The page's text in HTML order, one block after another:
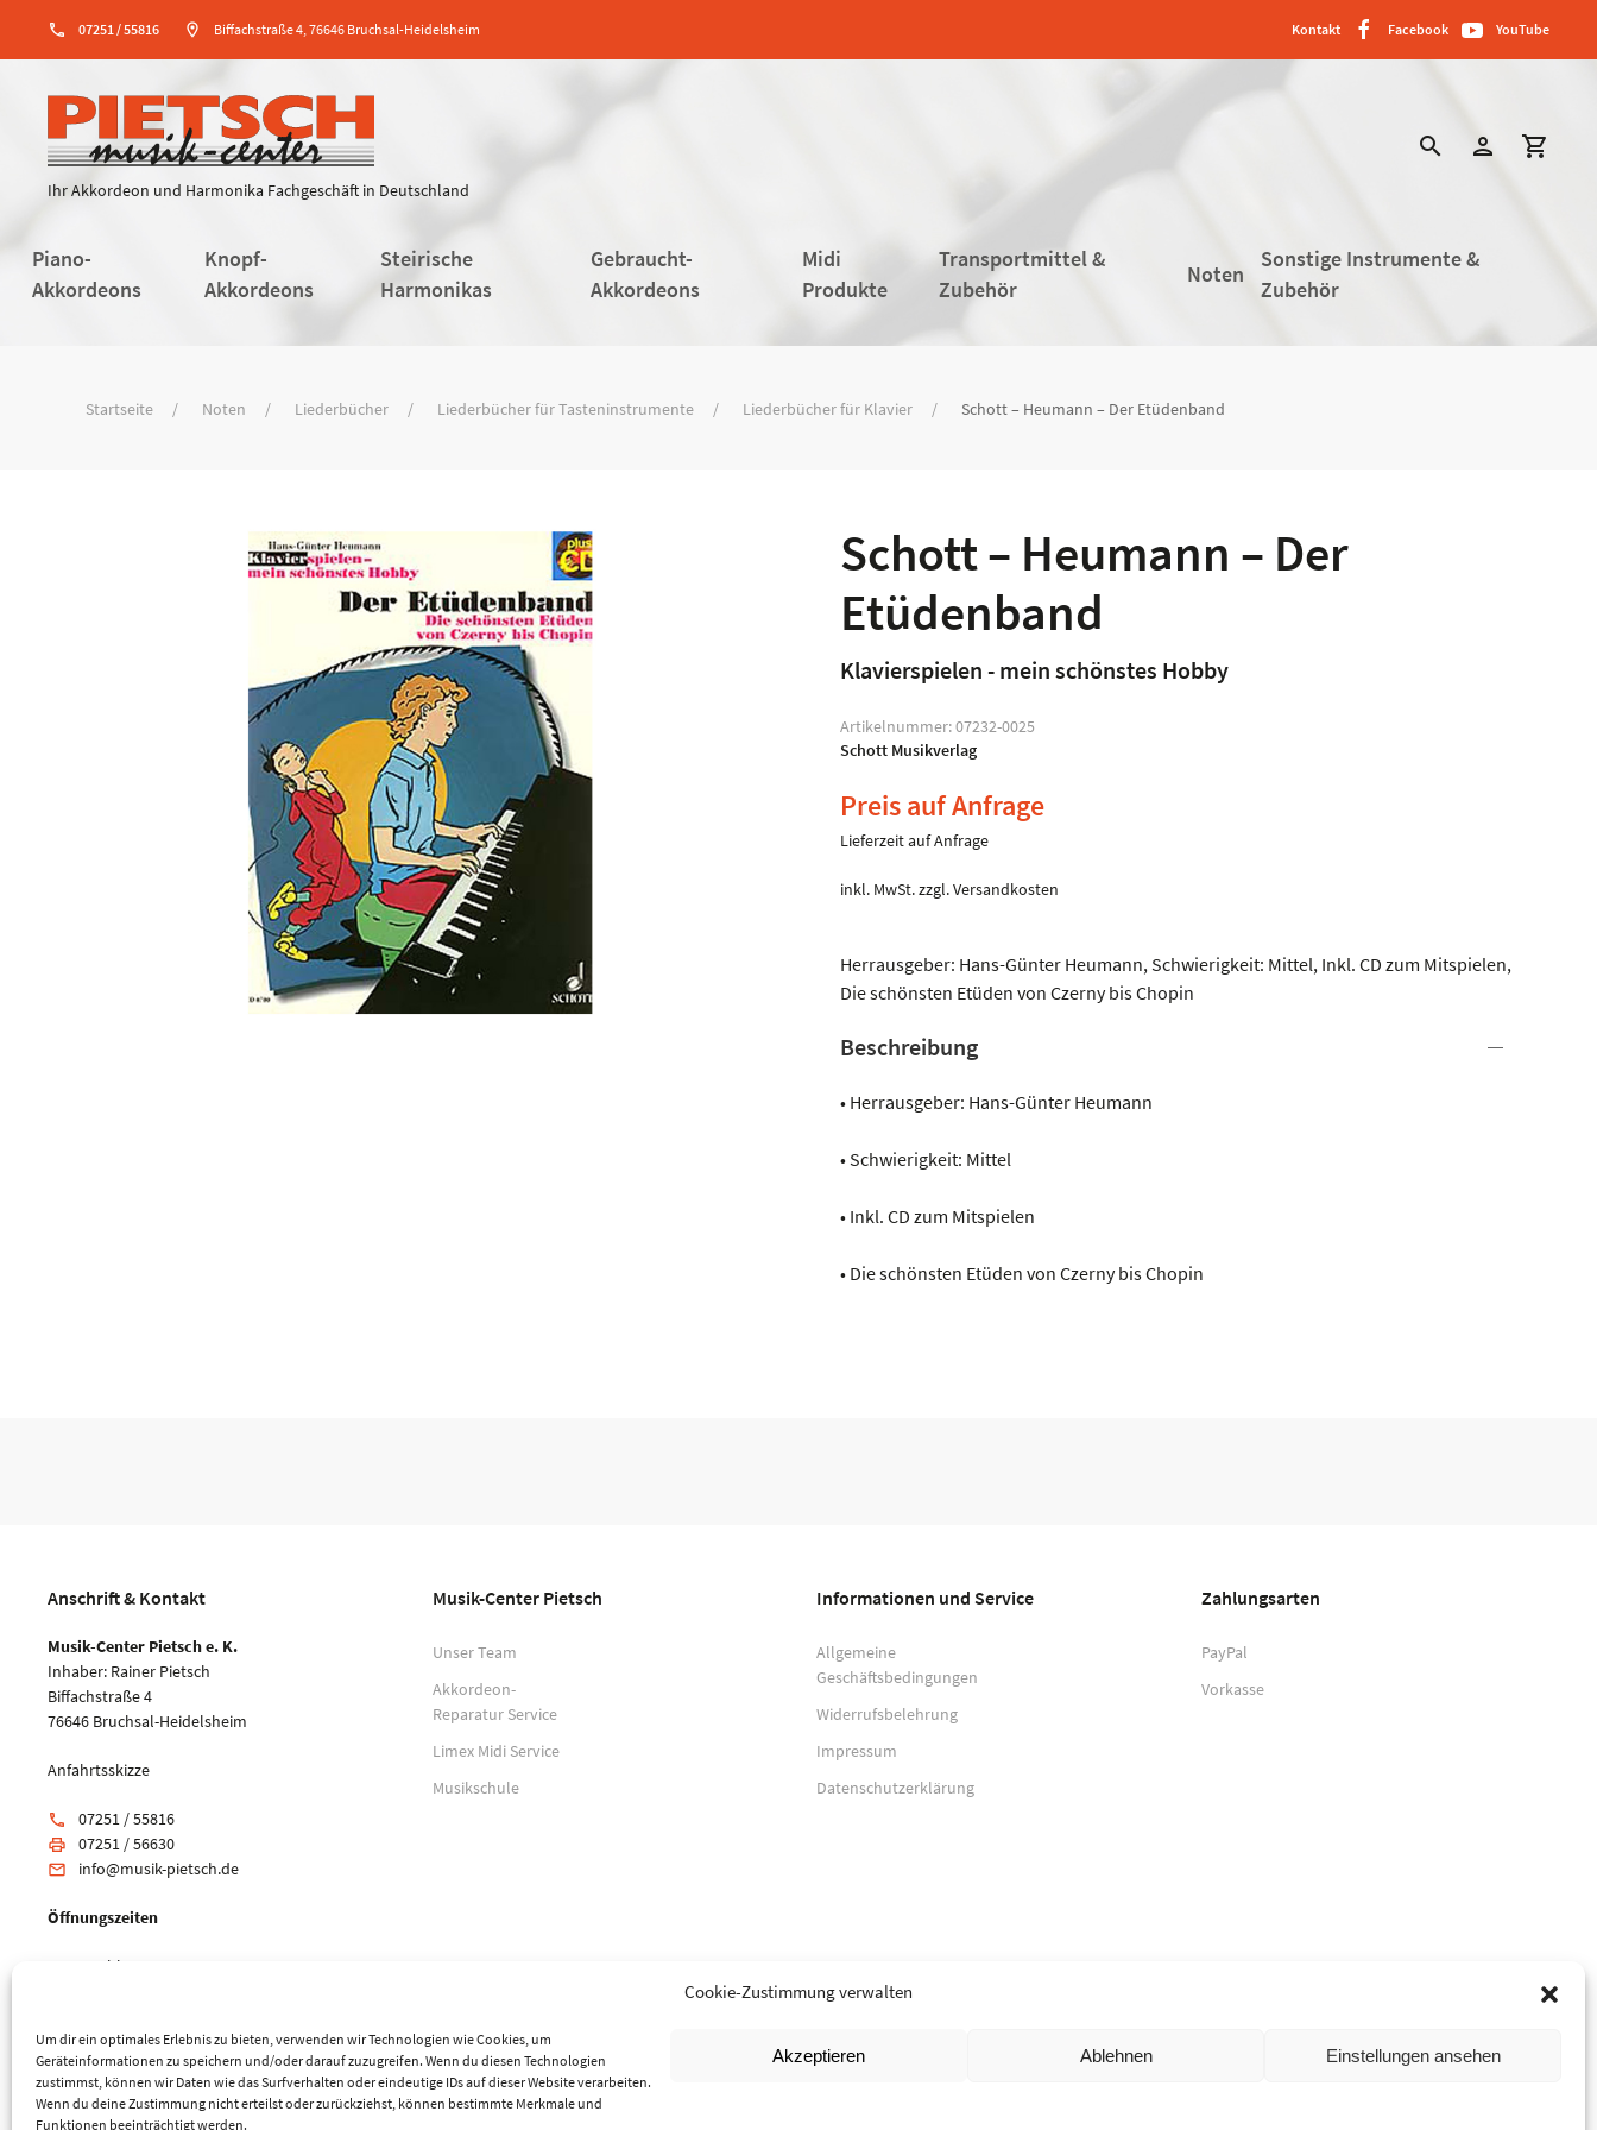
Cookie-Zustimmung verwalten
Um dir ein optimales Erlebnis zu bieten, verwenden wir Technologien wie Cookies, um
Geräteinformationen zu speichern und/oder darauf zuzugreifen. Wenn du diesen Technologien
zustimmst, können wir Daten wie das Surfverhalten oder eindeutige IDs auf dieser Website verarbeiten.
Wenn du deine Zustimmung nicht erteilst oder zurückziehst, können bestimmte Merkmale und
Funktionen beeinträchtigt werden.
Akzeptieren Ablehnen Einstellungen ansehen
phone 07251 / 55816 location_on Biffachstraße 4, 76646 Bruchsal-Heidelsheim Kontakt Facebook YouTube
Ihr Akkordeon und Harmonika Fachgeschäft in Deutschland
search person shopping_cart
Piano-
Akkordeons
Knopf-
Akkordeons
Steirische
Harmonikas
Gebraucht-
Akkordeons
Midi
Produkte
Transportmittel &
Zubehör
Noten
Sonstige Instrumente &
Zubehör
Startseite Noten Liederbücher Liederbücher für Tasteninstrumente Liederbücher für Klavier Schott – Heumann – Der Etüdenband
Schott – Heumann – Der
Etüdenband
Klavierspielen - mein schönstes Hobby
Artikelnummer:07232-0025
Schott Musikverlag
Preis auf Anfrage
Lieferzeit auf Anfrage
inkl. MwSt.zzgl.Versandkosten
Herrausgeber: Hans-Günter Heumann, Schwierigkeit: Mittel, Inkl. CD zum Mitspielen,
Die schönsten Etüden von Czerny bis Chopin
Beschreibung
• Herrausgeber: Hans-Günter Heumann
• Schwierigkeit: Mittel
• Inkl. CD zum Mitspielen
• Die schönsten Etüden von Czerny bis Chopin
Anschrift & Kontakt
Musik-Center Pietsch e. K.
Inhaber: Rainer Pietsch
Biffachstraße 4
76646 Bruchsal-Heidelsheim
Anfahrtsskizze
phone 07251 / 55816
print 07251 / 56630
email info@musik-pietsch.de
Öffnungszeiten
Mo: geschlossen
Musik-Center Pietsch
Unser Team
Akkordeon-
Reparatur Service
Limex Midi Service
Musikschule
Informationen und Service
Allgemeine
Geschäftsbedingungen
Widerrufsbelehrung
Impressum
Datenschutzerklärung
Zahlungsarten
PayPal
Vorkasse